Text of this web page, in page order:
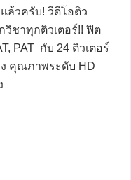
ล้วครับ! วีดีโอติว
ชาทุกติวเตอร์!! ฟิต
PAT กับ 24 ติวเตอร์
คุณภาพระดับ HD